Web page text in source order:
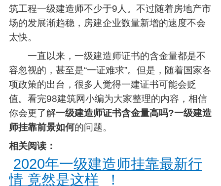
筑工程一级建造师不少于9人。不过随着房地产市
场的发展渐趋稳，房建企业数量新增的速度不会
太快。
一直以来，一级建造师证书的含金量都是不
容忽视的，甚至是“一证难求”。但是，随着国家各
项政策的出台，很多人觉得一建证书可能会贬
值。看完98建筑网小编为大家整理的内容，相信
你会更了解一级建造师证书含金量高吗?一级建造
师挂靠前景如何的问题。
相关阅读：
2020年一级建造师挂靠最新行
情 竟然是这样
！